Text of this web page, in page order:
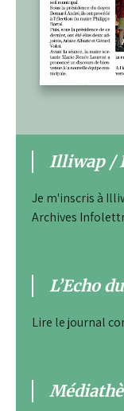
Illiwap /
Je m'inscris à
Archives
L’Echo
Lire le journal